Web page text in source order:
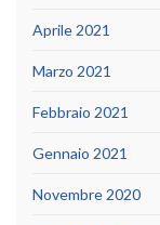
Aprile 2021
Marzo 2021
Febbraio 2021
Gennaio 2021
Novembre 2020